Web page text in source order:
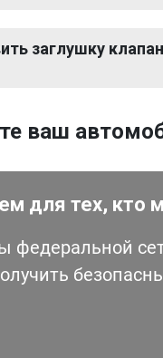
заглушку
ваш
для тех, кто
федеральной